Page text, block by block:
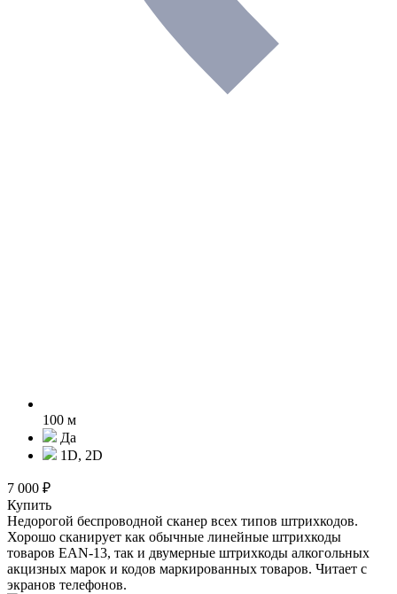
100 м
Да
1D, 2D
7 000 ₽
Купить
Недорогой беспроводной сканер всех типов штрихкодов.
Хорошо сканирует как обычные линейные штрихкоды
товаров EAN-13, так и двумерные штрихкоды алкогольных
акцизных марок и кодов маркированных товаров. Читает с
экранов телефонов.